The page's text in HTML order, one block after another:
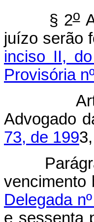
§ 2o
juízo serão
inciso II,
Provisória
Art. 7º
Advogado
73, de 199
vencimento
Delegada
e sessenta